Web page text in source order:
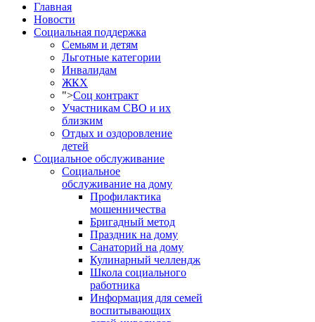
Главная
Новости
Социальная поддержка
Семьям и детям
Льготные категории
Инвалидам
ЖКХ
">Соц контракт
Участникам СВО и их
близким
Отдых и оздоровление
детей
Социальное обслуживание
Социальное
обслуживание на дому
Профилактика
мошенничества
Бригадный метод
Праздник на дому
Санаторий на дому
Кулинарный челлендж
Школа социального
работника
Информация для семей
воспитывающих